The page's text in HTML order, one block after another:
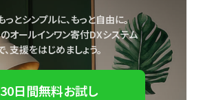
とシンプルに、もっと自由に。
オールインワン寄付DXシステム
、支援をはじめましょう。
30日間無料お試し